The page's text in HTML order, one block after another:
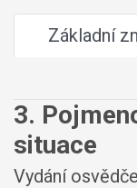
Základní
3.
situace
Vydání